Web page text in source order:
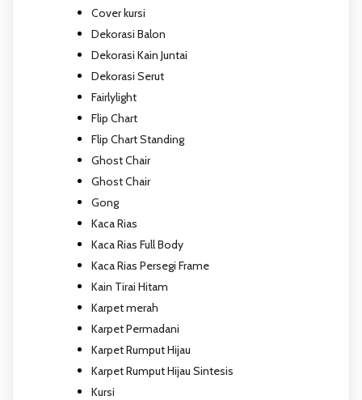
Cover kursi
Dekorasi Balon
Dekorasi Kain Juntai
Dekorasi Serut
Fairlylight
Flip Chart
Flip Chart Standing
Ghost Chair
Ghost Chair
Gong
Kaca Rias
Kaca Rias Full Body
Kaca Rias Persegi Frame
Kain Tirai Hitam
Karpet merah
Karpet Permadani
Karpet Rumput Hijau
Karpet Rumput Hijau Sintesis
Kursi